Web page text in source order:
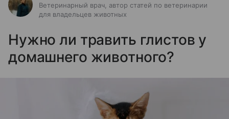
Ветеринарный врач, автор статей по ветеринарии
для владельцев животных
Нужно ли травить глистов у
домашнего животного?